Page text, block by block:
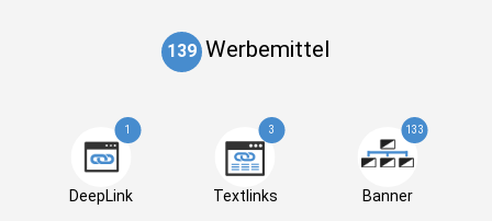
139 Werbemittel
1
DeepLink
3
Textlinks
133
Banner